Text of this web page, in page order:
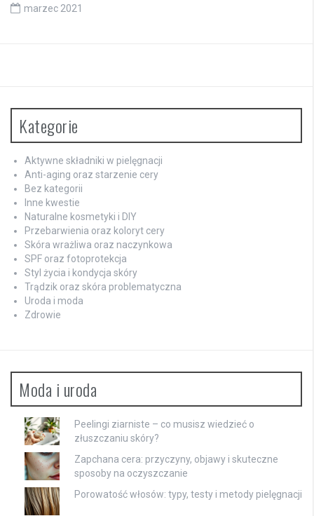
marzec 2021
Kategorie
Aktywne składniki w pielęgnacji
Anti-aging oraz starzenie cery
Bez kategorii
Inne kwestie
Naturalne kosmetyki i DIY
Przebarwienia oraz koloryt cery
Skóra wrażliwa oraz naczynkowa
SPF oraz fotoprotekcja
Styl życia i kondycja skóry
Trądzik oraz skóra problematyczna
Uroda i moda
Zdrowie
Moda i uroda
Peelingi ziarniste – co musisz wiedzieć o
złuszczaniu skóry?
Zapchana cera: przyczyny, objawy i skuteczne
sposoby na oczyszczanie
Porowatość włosów: typy, testy i metody pielęgnacji